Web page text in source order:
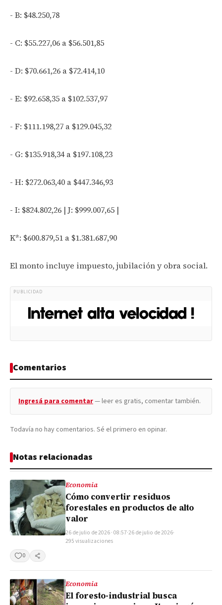
- B: $48.250,78
- C: $55.227,06 a $56.501,85
- D: $70.661,26 a $72.414,10
- E: $92.658,35 a $102.537,97
- F: $111.198,27 a $129.045,32
- G: $135.918,34 a $197.108,23
- H: $272.063,40 a $447.346,93
- I: $824.802,26 | J: $999.007,65 |
K*: $600.879,51 a $1.381.687,90
El monto incluye impuesto, jubilación y obra social.
PUBLICIDAD
Comentarios
Ingresá para comentar— leer es gratis, comentar también.
Todavía no hay comentarios. Sé el primero en opinar.
Notas relacionadas
Economia
Cómo convertir residuos
forestales en productos de alto
valor
26 de julio de 2026 · 08:57·26 de julio de 2026·
295 visualizaciones
0
Compartir
Economia
El foresto-industrial busca